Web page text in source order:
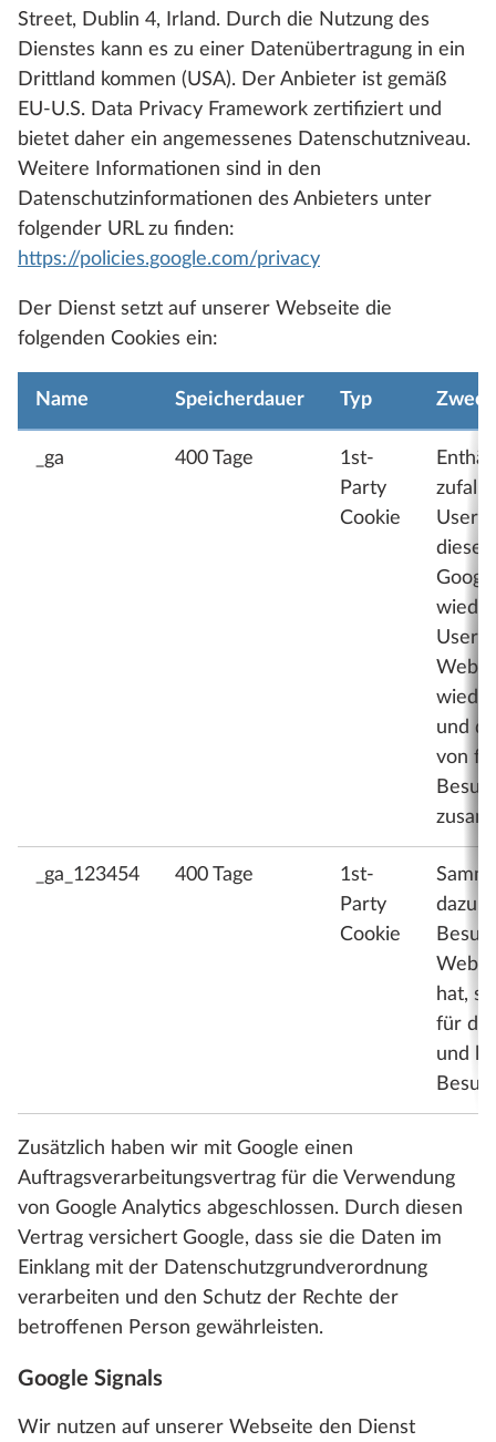
Street, Dublin 4, Irland. Durch die Nutzung des
Dienstes kann es zu einer Datenübertragung in ein
Drittland kommen (USA). Der Anbieter ist gemäß
EU-U.S. Data Privacy Framework zertifiziert und
bietet daher ein angemessenes Datenschutzniveau.
Weitere Informationen sind in den
Datenschutzinformationen des Anbieters unter
folgender URL zu finden:
https://policies.google.com/privacy
Der Dienst setzt auf unserer Webseite die
folgenden Cookies ein:
Name Speicherdauer Typ Zweck
_ga 400 Tage
1st-
Party
Cookie
User-
dieser
User
und
von
_ga_123454 400 Tage
1st-
Party
Cookie
dazu,
hat,
für
und
Zusätzlich haben wir mit Google einen
Auftragsverarbeitungsvertrag für die Verwendung
von Google Analytics abgeschlossen. Durch diesen
Vertrag versichert Google, dass sie die Daten im
Einklang mit der Datenschutzgrundverordnung
verarbeiten und den Schutz der Rechte der
betroffenen Person gewährleisten.
Google Signals
Wir nutzen auf unserer Webseite den Dienst